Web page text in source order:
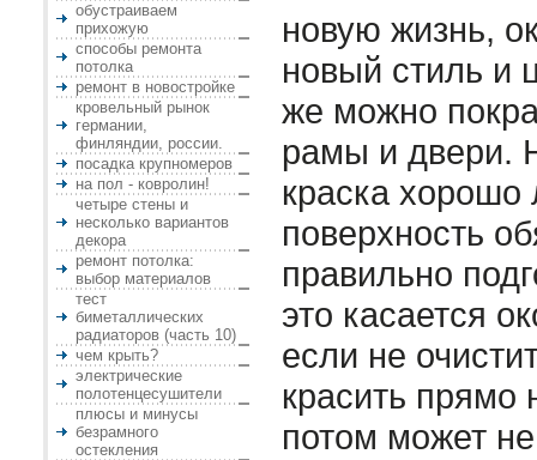
обустраиваем
прихожую
способы ремонта
потолка
ремонт в новостройке
кровельный рынок
германии,
финляндии, россии.
посадка крупномеров
на пол - ковролин!
четыре стены и
несколько вариантов
декора
ремонт потолка:
выбор материалов
тест
биметаллических
радиаторов (часть 10)
чем крыть?
электрические
полотенцесушители
плюсы и минусы
безрамного
остекления
новую жизнь,
новый стиль и
же можно
рамы и двери.
краска хорошо
поверхность
правильно
это касается
если не
красить прямо
потом может